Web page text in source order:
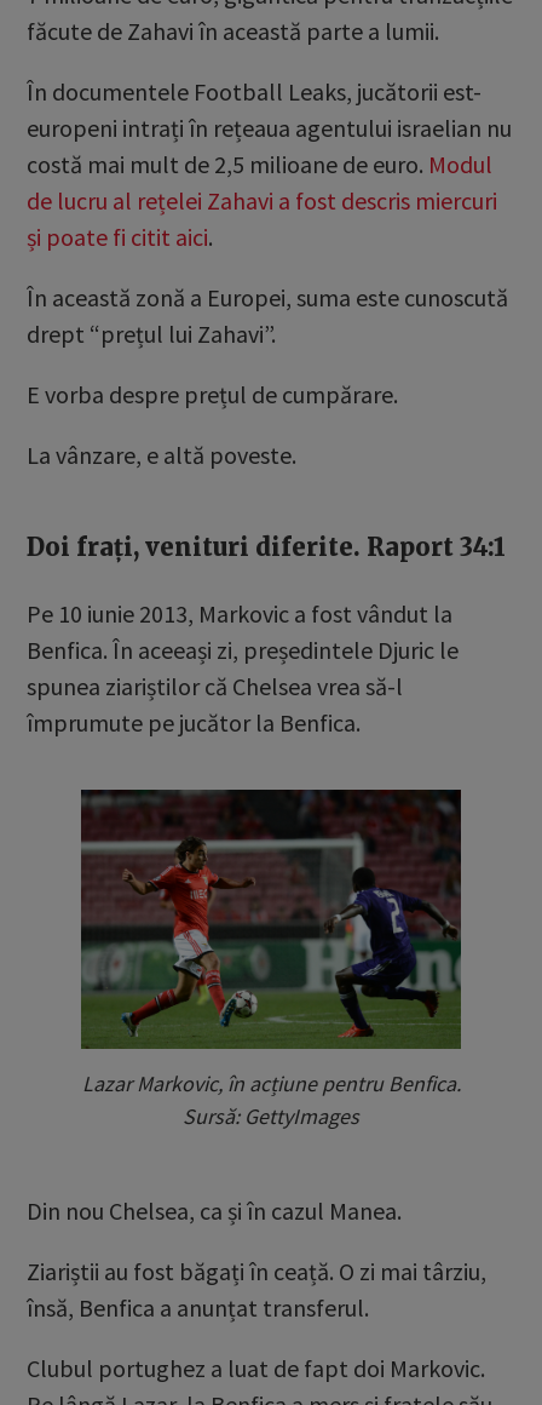
făcute de Zahavi în această parte a lumii.
În documentele Football Leaks, jucătorii est-
europeni intrați în rețeaua agentului israelian nu
costă mai mult de 2,5 milioane de euro. Modul
de lucru al rețelei Zahavi a fost descris miercuri
și poate fi citit aici.
În această zonă a Europei, suma este cunoscută
drept “prețul lui Zahavi”.
E vorba despre prețul de cumpărare.
La vânzare, e altă poveste.
Doi frați, venituri diferite. Raport 34:1
Pe 10 iunie 2013, Markovic a fost vândut la
Benfica. În aceeași zi, președintele Djuric le
spunea ziariștilor că Chelsea vrea să-l
împrumute pe jucător la Benfica.
Lazar Markovic, în acțiune pentru Benfica.
Sursă: GettyImages
Din nou Chelsea, ca și în cazul Manea.
Ziariștii au fost băgați în ceață. O zi mai târziu,
însă, Benfica a anunțat transferul.
Clubul portughez a luat de fapt doi Markovic.